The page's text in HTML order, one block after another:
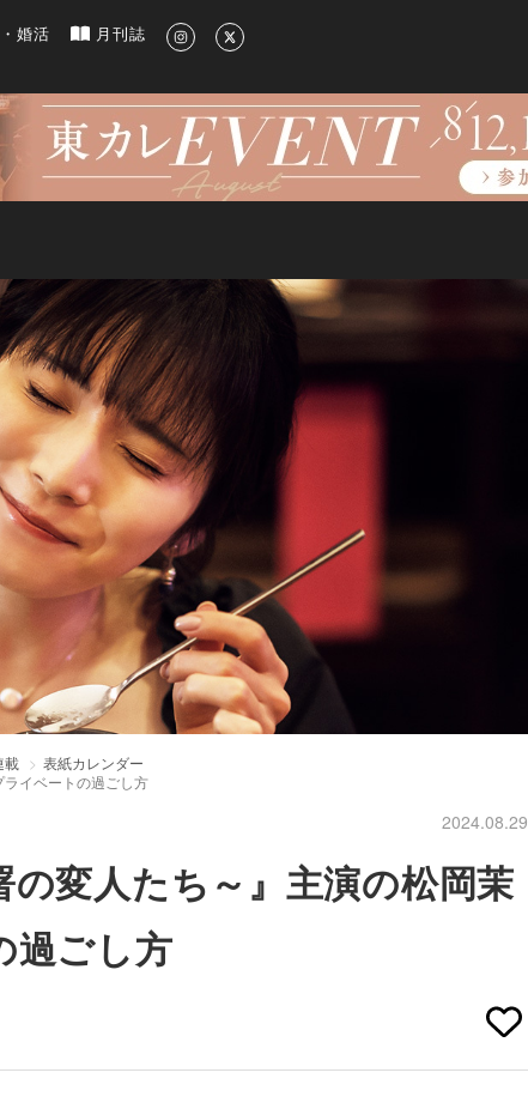
、洗練されたライフスタイル情報
婚活 月刊誌
載
表紙カレンダー
ライベートの過ごし方
2024.08.29
の変人たち～』主演の松岡茉
過ごし方